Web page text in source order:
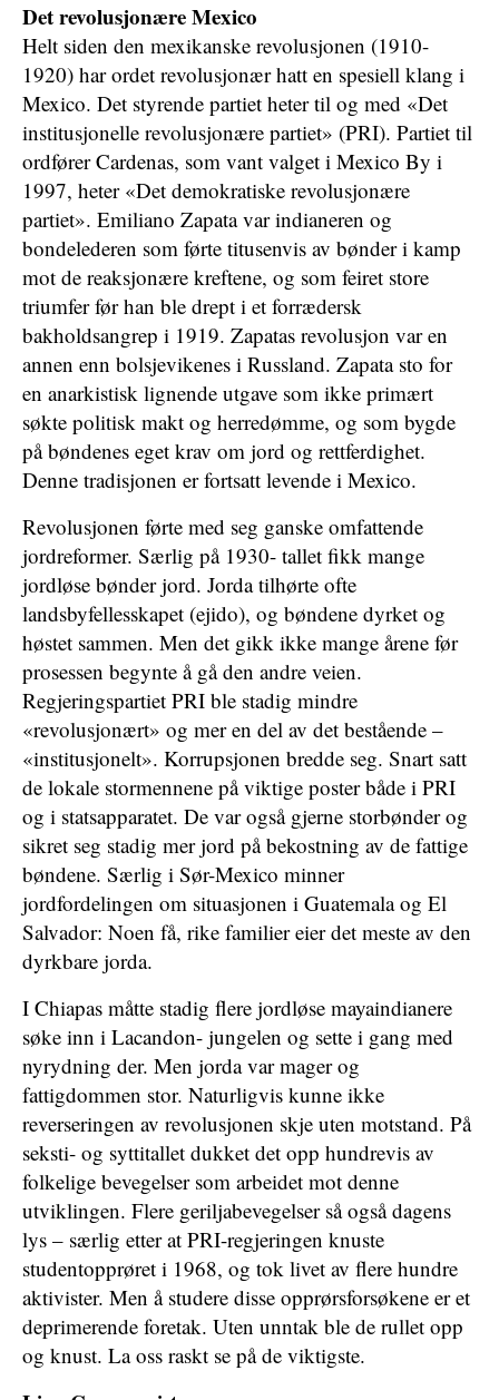
Det revolusjonære Mexico
Helt siden den mexikanske revolusjonen (1910-
1920) har ordet revolusjonær hatt en spesiell klang i
Mexico. Det styrende partiet heter til og med «Det
institusjonelle revolusjonære partiet» (PRI). Partiet til
ordfører Cardenas, som vant valget i Mexico By i
1997, heter «Det demokratiske revolusjonære
partiet». Emiliano Zapata var indianeren og
bondelederen som førte titusenvis av bønder i kamp
mot de reaksjonære kreftene, og som feiret store
triumfer før han ble drept i et forrædersk
bakholdsangrep i 1919. Zapatas revolusjon var en
annen enn bolsjevikenes i Russland. Zapata sto for
en anarkistisk lignende utgave som ikke primært
søkte politisk makt og herredømme, og som bygde
på bøndenes eget krav om jord og rettferdighet.
Denne tradisjonen er fortsatt levende i Mexico.
Revolusjonen førte med seg ganske omfattende
jordreformer. Særlig på 1930- tallet fikk mange
jordløse bønder jord. Jorda tilhørte ofte
landsbyfellesskapet (ejido), og bøndene dyrket og
høstet sammen. Men det gikk ikke mange årene før
prosessen begynte å gå den andre veien.
Regjeringspartiet PRI ble stadig mindre
«revolusjonært» og mer en del av det bestående –
«institusjonelt». Korrupsjonen bredde seg. Snart satt
de lokale stormennene på viktige poster både i PRI
og i statsapparatet. De var også gjerne storbønder og
sikret seg stadig mer jord på bekostning av de fattige
bøndene. Særlig i Sør-Mexico minner
jordfordelingen om situasjonen i Guatemala og El
Salvador: Noen få, rike familier eier det meste av den
dyrkbare jorda.
I Chiapas måtte stadig flere jordløse mayaindianere
søke inn i Lacandon- jungelen og sette i gang med
nyrydning der. Men jorda var mager og
fattigdommen stor. Naturligvis kunne ikke
reverseringen av revolusjonen skje uten motstand. På
seksti- og syttitallet dukket det opp hundrevis av
folkelige bevegelser som arbeidet mot denne
utviklingen. Flere geriljabevegelser så også dagens
lys – særlig etter at PRI-regjeringen knuste
studentopprøret i 1968, og tok livet av flere hundre
aktivister. Men å studere disse opprørsforsøkene er et
deprimerende foretak. Uten unntak ble de rullet opp
og knust. La oss raskt se på de viktigste.